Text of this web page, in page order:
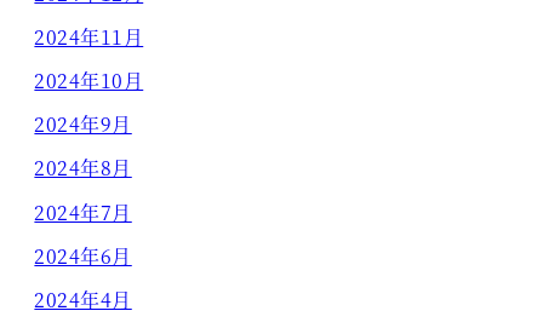
2024年11月
2024年10月
2024年9月
2024年8月
2024年7月
2024年6月
2024年4月